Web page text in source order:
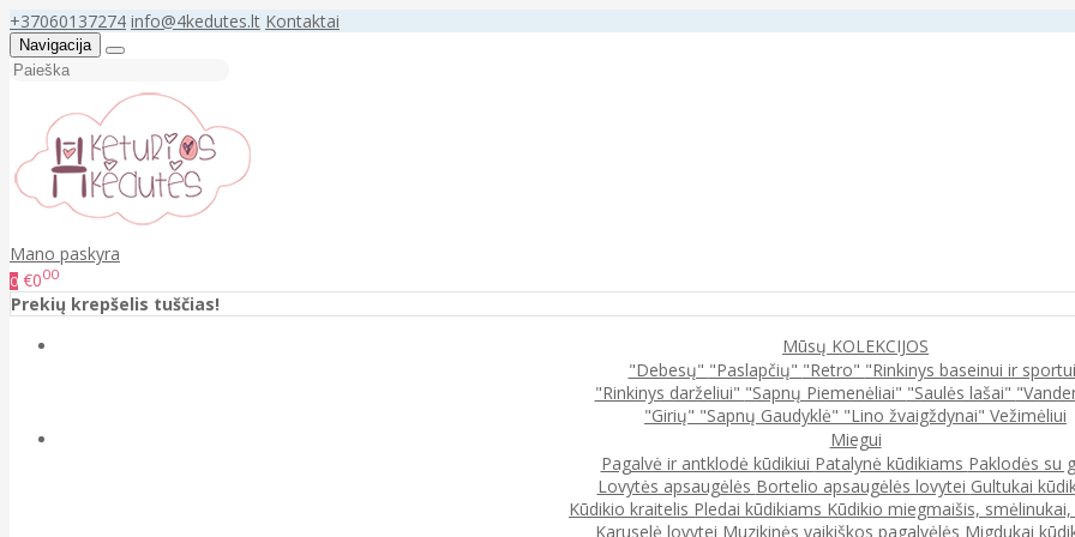
+37060137274 info@4kedutes.lt Kontaktai
Navigacija
Mano paskyra
0 €000
Prekių krepšelis tuščias!
Mūsų KOLEKCIJOS
"Debesų" "Paslapčių" "Retro" "Rinkinys baseinui ir
"Rinkinys darželiui" "Sapnų Piemenėliai" "Saulės lašai"
"Girių" "Sapnų Gaudyklė" "Lino žvaigždynai" Vežimėliui
Miegui
Pagalvė ir antklodė kūdikiui Patalynė kūdikiams Paklodės su
Lovytės apsaugėlės Bortelio apsaugėlės lovytei Gultukai
Kūdikio kraitelis Pledai kūdikiams Kūdikio miegmaišis,
Karuselė lovytei Muzikinės vaikiškos pagalvėlės Migdukai